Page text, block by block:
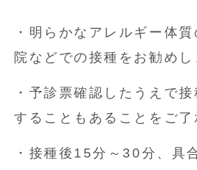
・明らかなアレルギー体
院などでの接種をお勧めし
・予診票確認したうえで
することもあることをご了
・接種後15分～30分、具